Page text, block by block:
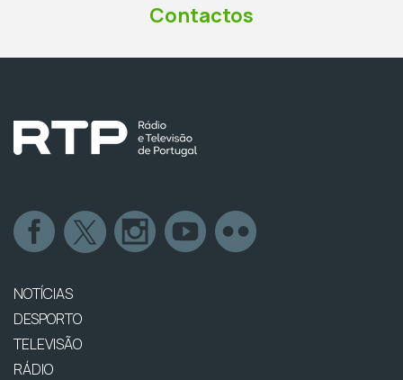
Contactos
NOTÍCIAS
DESPORTO
TELEVISÃO
RÁDIO